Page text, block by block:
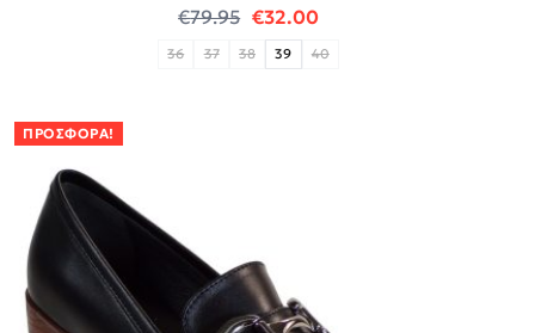
€79.95 Original price was: €79.95.
€32.00Η τρέχουσα τιμή
36 37 38 39 40
ΠΡΟΣΦΟΡΆ!